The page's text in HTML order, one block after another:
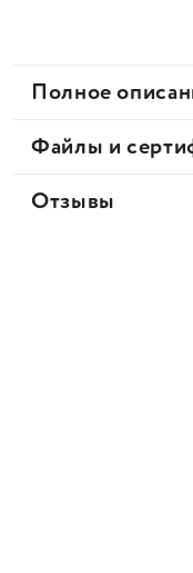
Полное
Файлы и
Отзывы